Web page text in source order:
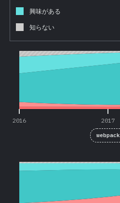
興味がある
知らない
2016 2017
2016 2017
webpack